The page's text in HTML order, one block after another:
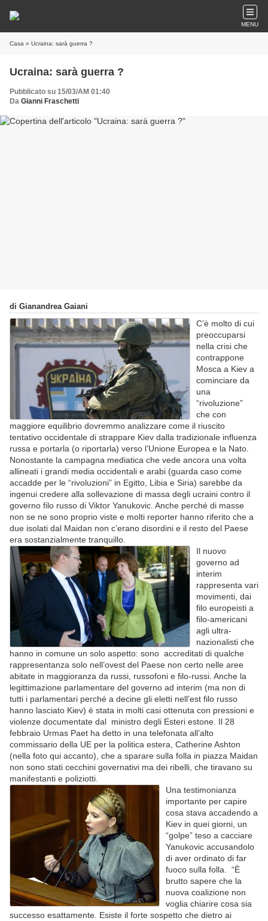
MENU
Casa » Ucraina: sarà guerra ?
Ucraina: sarà guerra ?
Pubblicato su 15/03/AM 01:40
Da Gianni Fraschetti
di Gianandrea Gaiani
C’è molto di cui
preoccuparsi
nella crisi che
contrappone
Mosca a Kiev a
cominciare da
una
“rivoluzione”
che con
maggiore equilibrio dovremmo analizzare come il riuscito
tentativo occidentale di strappare Kiev dalla tradizionale influenza
russa e portarla (o riportarla) verso l’Unione Europea e la Nato.
Nonostante la campagna mediatica che vede ancora una volta
allineati i grandi media occidentali e arabi (guarda caso come
accadde per le “rivoluzioni” in Egitto, Libia e Siria) sarebbe da
ingenui credere alla sollevazione di massa degli ucraini contro il
governo filo russo di Viktor Yanukovic. Anche perché di masse
non se ne sono proprio viste e molti reporter hanno riferito che a
due isolati dal Maidan non c’erano disordini e il resto del Paese
era sostanzialmente tranquillo.
Il nuovo
governo ad
interim
rappresenta vari
movimenti, dai
filo europeisti a
filo-americani
agli ultra-
nazionalisti che
hanno in comune un solo aspetto: sono accreditati di qualche
rappresentanza solo nell’ovest del Paese non certo nelle aree
abitate in maggioranza da russi, russofoni e filo-russi. Anche la
legittimazione parlamentare del governo ad interim (ma non di
tutti i parlamentari perché a decine gli eletti nell’est filo russo
hanno lasciato Kiev) è stata in molti casi ottenuta con pressioni e
violenze documentate dal ministro degli Esteri estone. Il 28
febbraio Urmas Paet ha detto in una telefonata all’alto
commissario della UE per la politica estera, Catherine Ashton
(nella foto qui accanto), che a sparare sulla folla in piazza Maidan
non sono stati cecchini governativi ma dei ribelli, che tiravano su
manifestanti e poliziotti.
Una testimonianza
importante per capire
cosa stava accadendo a
Kiev in quei giorni, un
“golpe” teso a cacciare
Yanukovic accusandolo
di aver ordinato di far
fuoco sulla folla. “È
brutto sapere che la
nuova coalizione non
voglia chiarire cosa sia
successo esattamente. Esiste il forte sospetto che dietro ai